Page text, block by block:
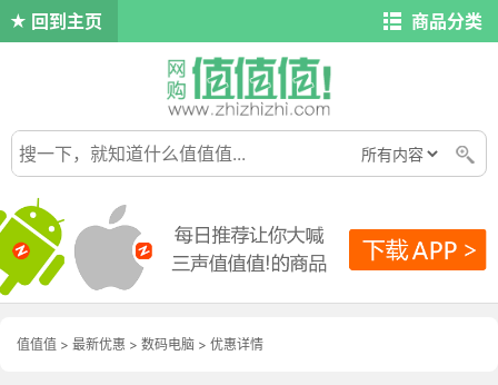
回到主页 商品分类
值值值 > 最新优惠 > 数码电脑 > 优惠详情